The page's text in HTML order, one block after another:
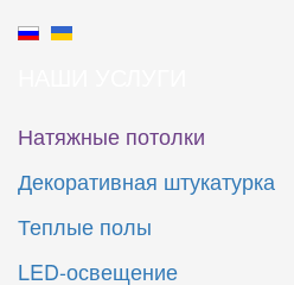
Натяжные потолки
Декоративная штукатурка
Теплые полы
LED-освещение